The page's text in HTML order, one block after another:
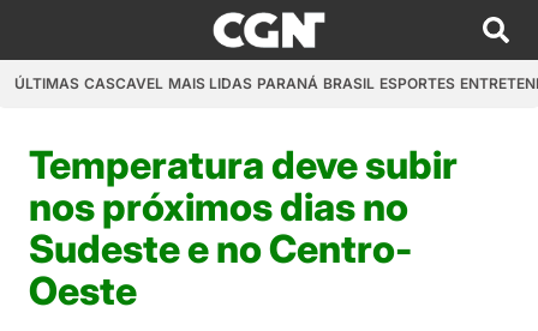
ÚLTIMAS CASCAVEL MAIS LIDAS PARANÁ BRASIL ESPORTES
Temperatura deve subir
nos próximos dias no
Sudeste e no Centro-
Oeste